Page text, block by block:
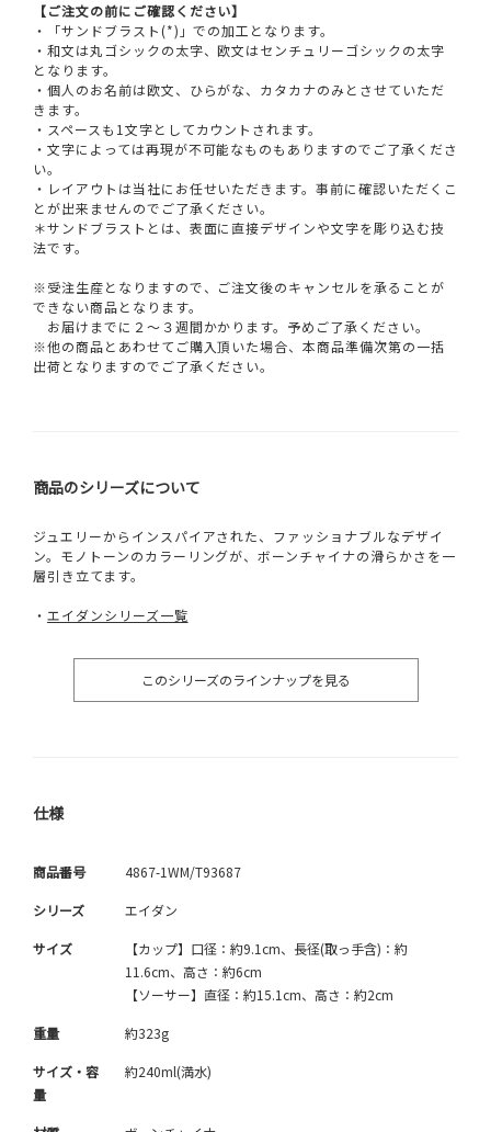
【ご注文の前にご確認ください】
・「サンドブラスト(*)」での加工となります。
・和文は丸ゴシックの太字、欧文はセンチュリーゴシックの太字
となります。
・個人のお名前は欧文、ひらがな、カタカナのみとさせていただ
きます。
・スペースも1文字としてカウントされます。
・文字によっては再現が不可能なものもありますのでご了承くださ
い。
・レイアウトは当社にお任せいただきます。事前に確認いただくこ
とが出来ませんのでご了承ください。
＊サンドブラストとは、表面に直接デザインや文字を彫り込む技
法です。
※受注生産となりますので、ご注文後のキャンセルを承ることが
できない商品となります。
お届けまでに２～３週間かかります。予めご了承ください。
※他の商品とあわせてご購入頂いた場合、本商品準備次第の一括
出荷となりますのでご了承ください。
商品のシリーズについて
ジュエリーからインスパイアされた、ファッショナブルなデザイ
ン。モノトーンのカラーリングが、ボーンチャイナの滑らかさを一
層引き立てます。
・ エイダンシリーズ一覧
このシリーズのラインナップを見る
仕様
商品番号 4867-1WM/T93687
シリーズ エイダン
サイズ
【カップ】口径：約9.1cm、長径(取っ手含)：約
11.6cm、高さ：約6cm
【ソーサー】直径：約15.1cm、高さ：約2cm
重量 約323g
サイズ・容
量
約240ml(満水)